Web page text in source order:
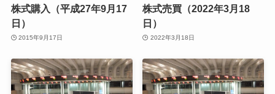
株式購入（平成27年9月17
日）
2015年9月17日
株式売買（2022年3月18
日）
2022年3月18日